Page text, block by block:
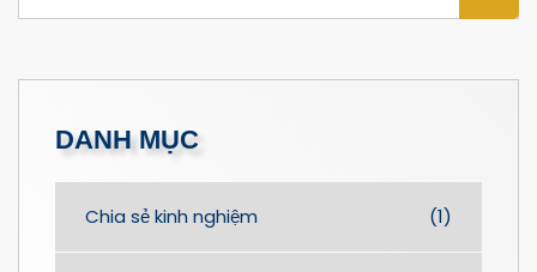
DANH MỤC
Chia sẻ kinh nghiệm (1)